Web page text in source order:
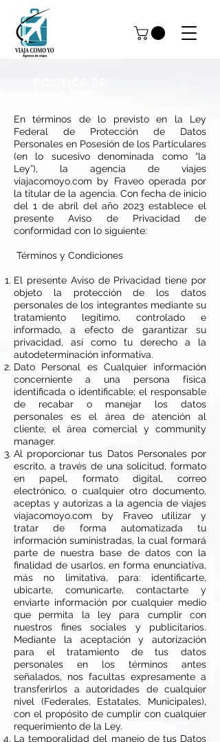
En términos de lo previsto en la Ley
Federal de Protección de Datos
Personales en Posesión de los Particulares
(en lo sucesivo denominada como “la
Ley”), la agencia de viajes
viajacomoyo.com by Fraveo operada por
la titular de la agencia. Con fecha de inicio
del 1 de abril del año 2023 establece el
presente Aviso de Privacidad de
conformidad con lo siguiente:
Términos y Condiciones
El presente Aviso de Privacidad tiene por
objeto la protección de los datos
personales de los integrantes mediante su
tratamiento legítimo, controlado e
informado, a efecto de garantizar su
privacidad, así como tu derecho a la
autodeterminación informativa.
Dato Personal es Cualquier información
concerniente a una persona física
identificada o identificable; el responsable
de recabar o manejar los datos
personales es el área de atención al
cliente; el área comercial y community
manager.
Al proporcionar tus Datos Personales por
escrito, a través de una solicitud, formato
en papel, formato digital, correo
electrónico, o cualquier otro documento,
aceptas y autorizas a la agencia de viajes
viajacomoyo.com by Fraveo utilizar y
tratar de forma automatizada tu
información suministradas, la cual formará
parte de nuestra base de datos con la
finalidad de usarlos, en forma enunciativa,
más no limitativa, para: identificarte,
ubicarte, comunicarte, contactarte y
enviarte información por cualquier medio
que permita la ley para cumplir con
nuestros fines sociales y publicitarios.
Mediante la aceptación y autorización
para el tratamiento de tus datos
personales en los términos antes
señalados, nos facultas expresamente a
transferirlos a autoridades de cualquier
nivel (Federales, Estatales, Municipales),
con el propósito de cumplir con cualquier
requerimiento de la Ley.
La temporalidad del manejo de tus Datos